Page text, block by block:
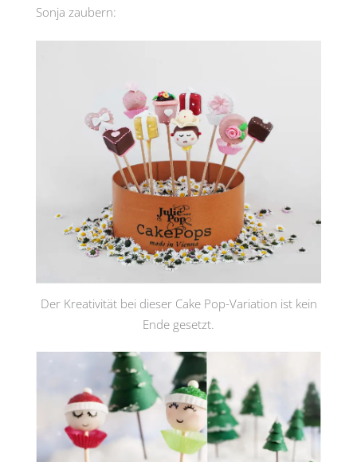
Sonja zaubern:
Der Kreativität bei dieser Cake Pop-Variation ist kein
Ende gesetzt.